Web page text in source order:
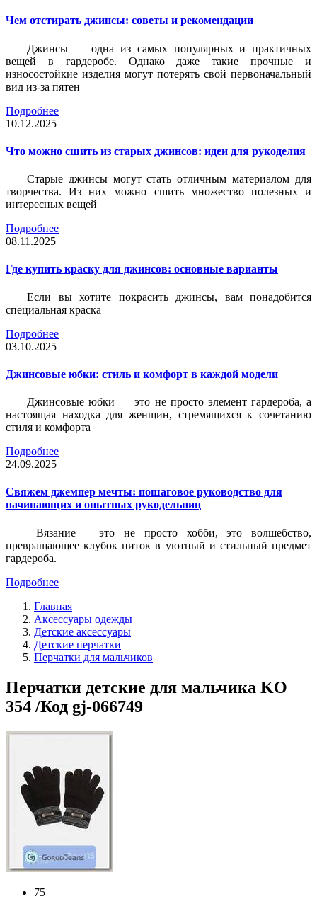
Чем отстирать джинсы: советы и рекомендации
Джинсы — одна из самых популярных и практичных
вещей в гардеробе. Однако даже такие прочные и
износостойкие изделия могут потерять свой первоначальный
вид из-за пятен
Подробнее
10.12.2025
Что можно сшить из старых джинсов: идеи для рукоделия
Старые джинсы могут стать отличным материалом для
творчества. Из них можно сшить множество полезных и
интересных вещей
Подробнее
08.11.2025
Где купить краску для джинсов: основные варианты
Если вы хотите покрасить джинсы, вам понадобится
специальная краска
Подробнее
03.10.2025
Джинсовые юбки: стиль и комфорт в каждой модели
Джинсовые юбки — это не просто элемент гардероба, а
настоящая находка для женщин, стремящихся к сочетанию
стиля и комфорта
Подробнее
24.09.2025
Свяжем джемпер мечты: пошаговое руководство для
начинающих и опытных рукодельниц
Вязание – это не просто хобби, это волшебство,
превращающее клубок ниток в уютный и стильный предмет
гардероба.
Подробнее
Главная
Аксессуары одежды
Детские аксессуары
Детские перчатки
Перчатки для мальчиков
Перчатки детские для мальчика KO
354 /Код gj-066749
75